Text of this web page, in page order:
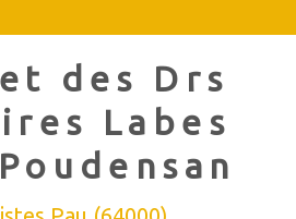
des Drs
Labes